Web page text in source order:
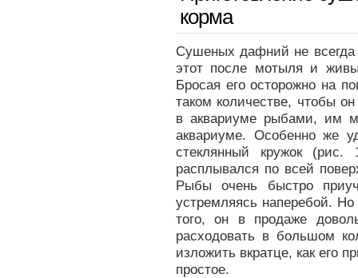
корма
Сушеных дафний не
этот после мотыля и
Бросая его осторожно на
таком количестве, чтобы
в аквариуме рыбами, им
аквариуме. Особенно же
стеклянный кружок
расплывался по всей
Рыбы очень быстро
устремляясь наперебой.
того, он в продаже
расходовать в большом
изложить вкратце, как его
простое.